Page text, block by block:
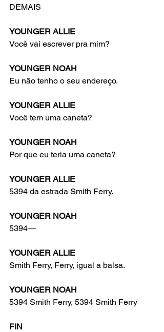
DEMAIS
YOUNGER ALLIE
Você vai escrever pra mim?
YOUNGER NOAH
Eu não tenho o seu endereço.
YOUNGER ALLIE
Você tem uma caneta?
YOUNGER NOAH
Por que eu teria uma caneta?
YOUNGER ALLIE
5394 da estrada Smith Ferry.
YOUNGER NOAH
5394—
YOUNGER ALLIE
Smith Ferry, Ferry, igual a balsa.
YOUNGER NOAH
5394 Smith Ferry, 5394 Smith Ferry
FIN